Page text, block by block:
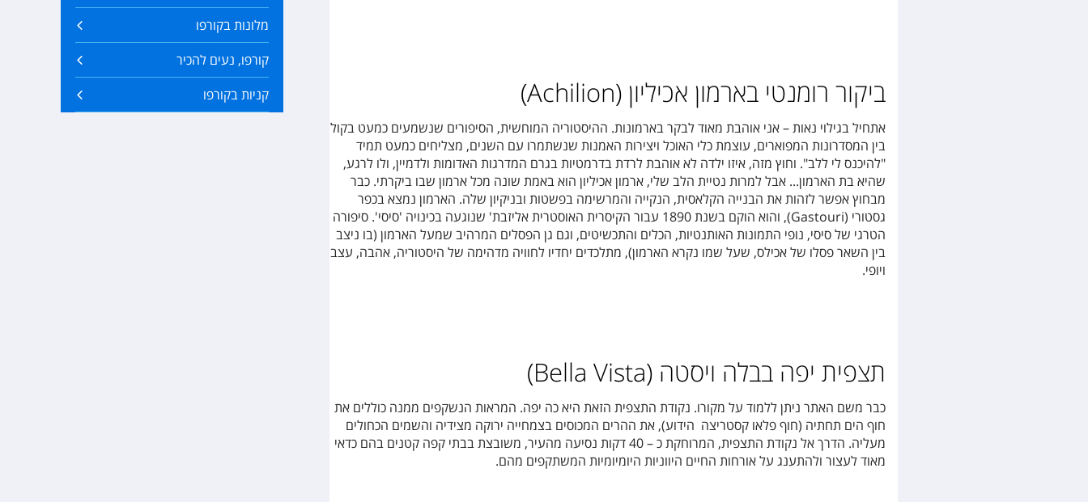
ביקור רומנטי בארמון אכיליון (Achilion)
אתחיל בגילוי נאות – אני אוהבת מאוד לבקר בארמונות. ההיסטוריה המוחשית, הסיפורים שנשמעים כמעט בקול
בין המסדרונות המפוארים, עוצמת כלי האוכל ויצירות האמנות שנשתמרו עם השנים, מצליחים כמעט תמיד
"להיכנס לי ללב". וחוץ מזה, איזו ילדה לא אוהבת לרדת בדרמטיות בגרם המדרגות האדומות ולדמיין, ולו לרגע,
שהיא בת הארמון... אבל למרות נטיית הלב שלי, ארמון אכיליון הוא באמת שונה מכל ארמון שבו ביקרתי. כבר
מבחוץ אפשר לזהות את הבנייה הקלאסית, הנקייה והמרשימה בפשטות ובניקיון שלה. הארמון נמצא בכפר
גסטורי (Gastouri)
, והוא הוקם בשנת 1890 עבור הקיסרית האוסטרית אליזבת' שנוגעה בכינויה 'סיסי'. סיפורה
הטרגי של סיסי, נופי התמונות האותנטיות, הכלים והתכשיטים, וגם גן הפסלים המרהיב שמעל הארמון (בו ניצב
בין השאר פסלו של אכילס, שעל שמו נקרא הארמון), מתלכדים יחדיו לחוויה מדהימה של היסטוריה, אהבה, עצב
ויופי.
תצפית יפה בבלה ויסטה (Bella Vista)
כבר משם האתר ניתן ללמוד על מקורו. נקודת התצפית הזאת היא כה יפה. המראות הנשקפים ממנה כוללים את
חוף הים תחתיה (חוף פלאו קסטריצה הידוע), את ההרים המכוסים בצמחייה ירוקה מצידיה והשמים הכחולים
מעליה. הדרך אל נקודת התצפית, המרוחקת כ – 40 דקות נסיעה מהעיר, משובצת בבתי קפה קטנים בהם כדאי
מאוד לעצור ולהתענג על אורחות החיים היווניות היומיומיות המשתקפים מהם.
מלונות בקורפו
קורפו, נעים להכיר
קניות בקורפו